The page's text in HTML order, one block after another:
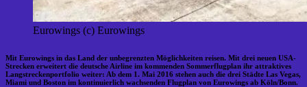
Eurowings (c) Eurowings
Mit Eurowings in das Land der unbegrenzten Möglichkeiten reisen. Mit drei neuen USA-
Strecken erweitert die deutsche Airline im kommenden Sommerflugplan ihr attraktives
Langstreckenportfolio weiter: Ab dem 1. Mai 2016 stehen auch die drei Städte Las Vegas,
Miami und Boston im kontinuierlich wachsenden Flugplan von Eurowings ab Köln/Bonn.